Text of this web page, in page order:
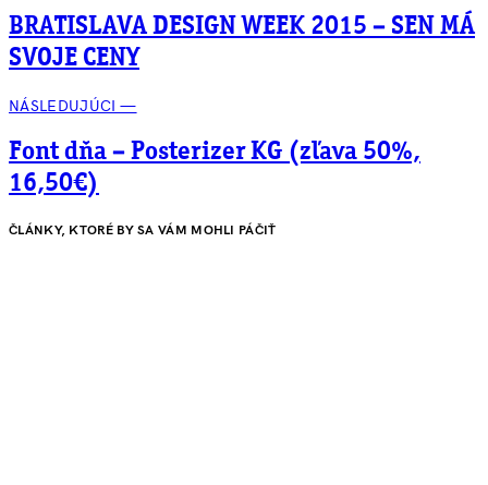
BRATISLAVA DESIGN WEEK 2015 – SEN MÁ
SVOJE CENY
NÁSLEDUJÚCI —
Font dňa – Posterizer KG (zľava 50%,
16,50€)
ČLÁNKY, KTORÉ BY SA VÁM MOHLI PÁČIŤ